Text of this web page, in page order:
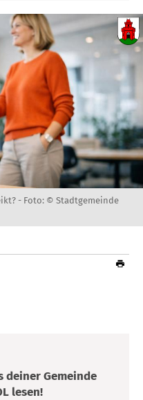
- Foto: © Stadtgemeinde
deiner Gemeinde
lesen!